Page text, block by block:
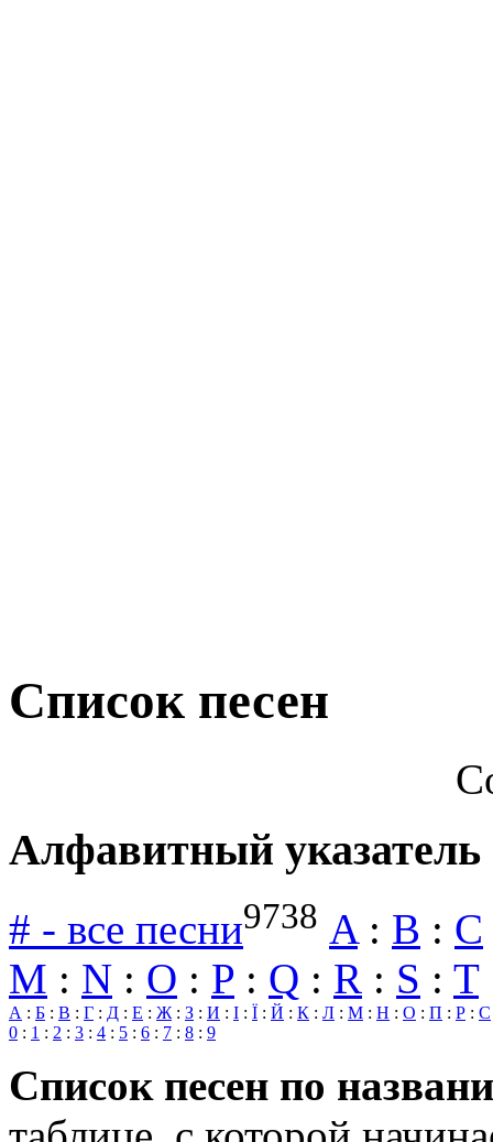
Cписок песен
Алфавитный указатель
# - все песни9738 A: B : C
M : N : O : P : Q : R : S : T
А : Б : В : Г : Д : Е : Ж : З : И : І : Ї : Й : К : Л : М : Н : О : П : Р : С
0 : 1 : 2 : 3 : 4 : 5 : 6 : 7 : 8 : 9
Список песен по